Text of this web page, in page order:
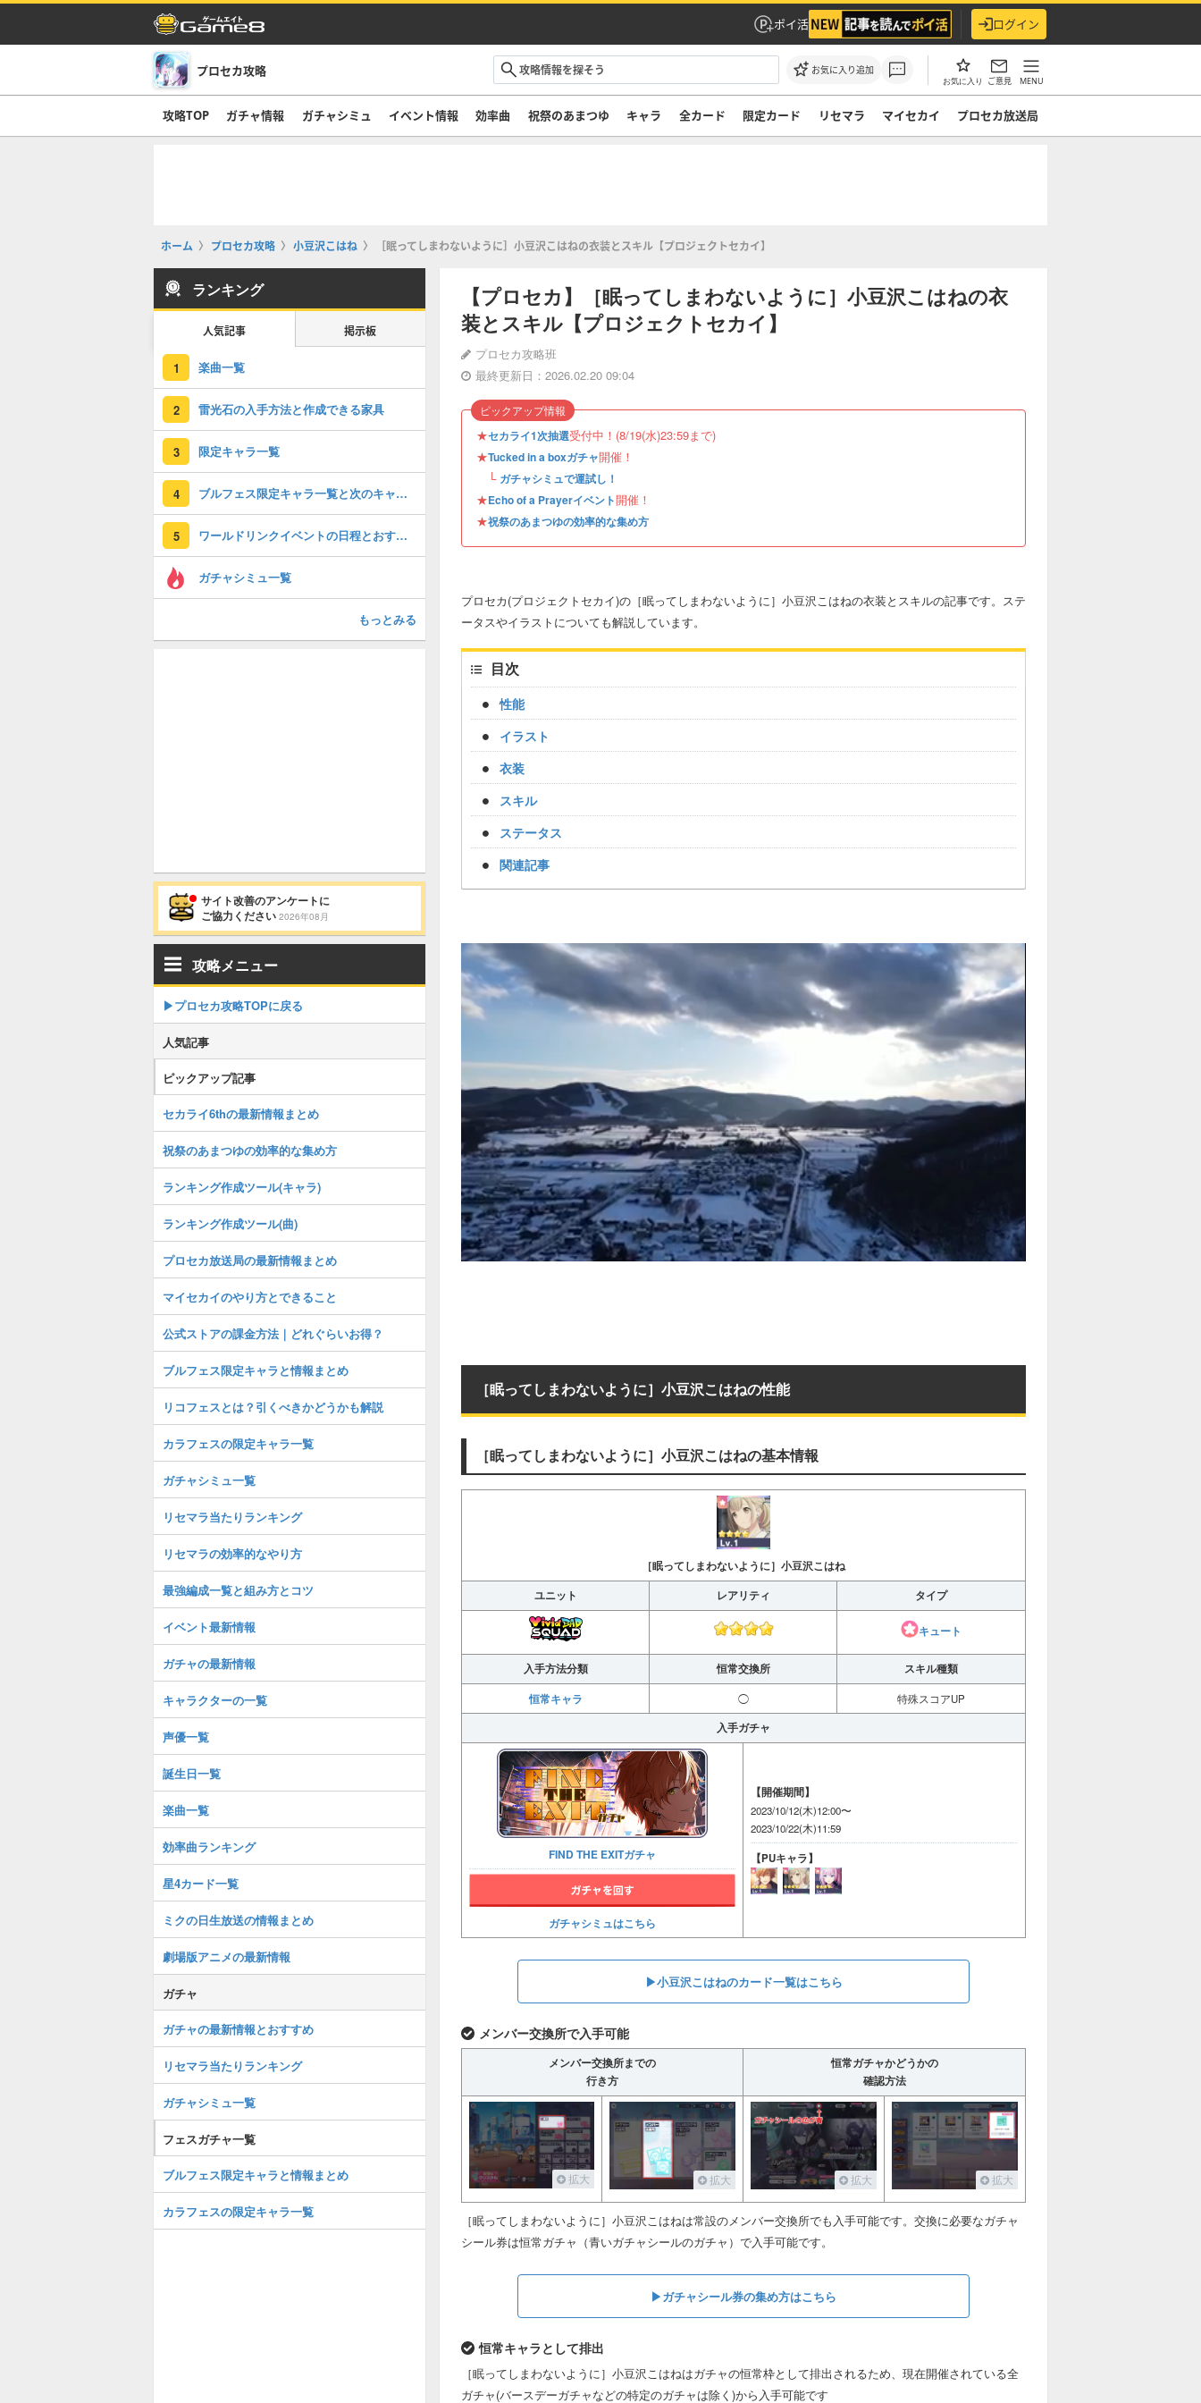
ポイ活 ログイン
プロセカ攻略 お気に入り追加
お気に入り ご意見 MENU
攻略TOP ガチャ情報 ガチャシミュ イベント情報 効率曲 祝祭のあまつゆ キャラ 全カード 限定カード リセマラ マイセカイ プロセカ放送局
ホーム プロセカ攻略 小豆沢こはね ［眠ってしまわないように］小豆沢こはねの衣装とスキル【プロジェクトセカイ】
【プロセカ】［眠ってしまわないように］小豆沢こはねの衣
装とスキル【プロジェクトセカイ】
プロセカ攻略班
最終更新日：2026.02.20 09:04
★セカライ1次抽選受付中！(8/19(水)23:59まで)
★Tucked in a boxガチャ開催！
└ ガチャシミュで運試し！
★Echo of a Prayerイベント開催！
★祝祭のあまつゆの効率的な集め方
ピックアップ情報
プロセカ(プロジェクトセカイ)の［眠ってしまわないように］小豆沢こはねの衣装とスキルの記事です。ステ
ータスやイラストについても解説しています。
目次
性能
イラスト
衣装
スキル
ステータス
関連記事
［眠ってしまわないように］小豆沢こはねの性能
［眠ってしまわないように］小豆沢こはねの基本情報
［眠ってしまわないように］小豆沢こはね
ユニット
レアリティ タイプ
キュート
入手方法分類 恒常交換所 スキル種類
恒常キャラ ◯ 特殊スコアUP
入手ガチャ
FIND THE EXITガチャ
ガチャシミュはこちら
【開催期間】
2023/10/12(木)12:00〜
2023/10/22(木)11:59
【PUキャラ】
▶︎小豆沢こはねのカード一覧はこちら
メンバー交換所で入手可能
メンバー交換所までの
行き方
恒常ガチャかどうかの
確認方法
拡大 拡大 拡大 拡大
［眠ってしまわないように］小豆沢こはねは常設のメンバー交換所でも入手可能です。交換に必要なガチャ
シール券は恒常ガチャ（青いガチャシールのガチャ）で入手可能です。
▶︎ガチャシール券の集め方はこちら
恒常キャラとして排出
［眠ってしまわないように］小豆沢こはねはガチャの恒常枠として排出されるため、現在開催されている全
ガチャ(バースデーガチャなどの特定のガチャは除く)から入手可能です
ランキング
人気記事 掲示板
1 楽曲一覧
2 雷光石の入手方法と作成できる家具
3 限定キャラ一覧
4 ブルフェス限定キャラ一覧と次のキャラ予想
5 ワールドリンクイベントの日程とおすすめサポートキャラ
ガチャシミュ一覧
もっとみる
サイト改善のアンケートに
ご協力ください 2026年08月
攻略メニュー
▶︎プロセカ攻略TOPに戻る
人気記事
ピックアップ記事
セカライ6thの最新情報まとめ
祝祭のあまつゆの効率的な集め方
ランキング作成ツール(キャラ)
ランキング作成ツール(曲)
プロセカ放送局の最新情報まとめ
マイセカイのやり方とできること
公式ストアの課金方法｜どれぐらいお得？
ブルフェス限定キャラと情報まとめ
リコフェスとは？引くべきかどうかも解説
カラフェスの限定キャラ一覧
ガチャシミュ一覧
リセマラ当たりランキング
リセマラの効率的なやり方
最強編成一覧と組み方とコツ
イベント最新情報
ガチャの最新情報
キャラクターの一覧
声優一覧
誕生日一覧
楽曲一覧
効率曲ランキング
星4カード一覧
ミクの日生放送の情報まとめ
劇場版アニメの最新情報
ガチャ
ガチャの最新情報とおすすめ
リセマラ当たりランキング
ガチャシミュ一覧
フェスガチャ一覧
ブルフェス限定キャラと情報まとめ
カラフェスの限定キャラ一覧